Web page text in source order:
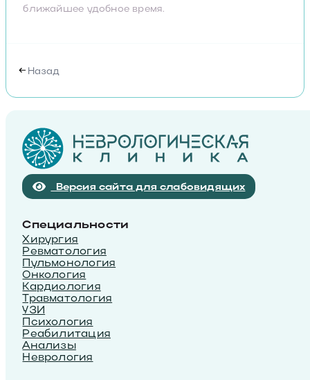
ближайшее удобное время.
Назад
Версия сайта для слабовидящих
Специальности
Хирургия
Ревматология
Пульмонология
Онкология
Кардиология
Травматология
УЗИ
Психология
Реабилитация
Анализы
Неврология